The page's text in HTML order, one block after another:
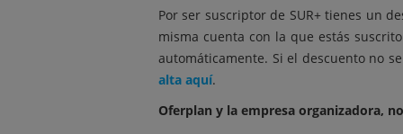
Por ser suscriptor de SUR+ tienes un
misma cuenta con la que estás
automáticamente. Si el descuento no
alta aquí.
Oferplan y la empresa organizadora,